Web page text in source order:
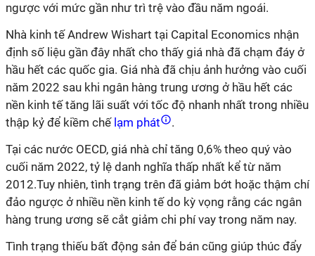
ngược với mức gần như trì trệ vào đầu năm ngoái.
Nhà kinh tế Andrew Wishart tại Capital Economics nhận
định số liệu gần đây nhất cho thấy giá nhà đã chạm đáy ở
hầu hết các quốc gia. Giá nhà đã chịu ảnh hưởng vào cuối
năm 2022 sau khi ngân hàng trung ương ở hầu hết các
nền kinh tế tăng lãi suất với tốc độ nhanh nhất trong nhiều
thập kỷ để kiềm chếlạm phát
.
Tại các nước OECD, giá nhà chỉ tăng 0,6% theo quý vào
cuối năm 2022, tỷ lệ danh nghĩa thấp nhất kể từ năm
2012.Tuy nhiên, tình trạng trên đã giảm bớt hoặc thậm chí
đảo ngược ở nhiều nền kinh tế do kỳ vọng rằng các ngân
hàng trung ương sẽ cắt giảm chi phí vay trong năm nay.
Tình trạng thiếu bất động sản để bán cũng giúp thúc đẩy